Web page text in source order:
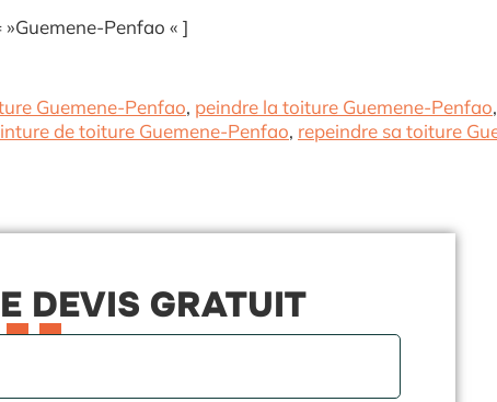
Penfao « ]
Guemene-Penfao, peindre la toiture Guemene-Penfao,
de toiture Guemene-Penfao, repeindre sa toiture
DEVIS GRATUIT